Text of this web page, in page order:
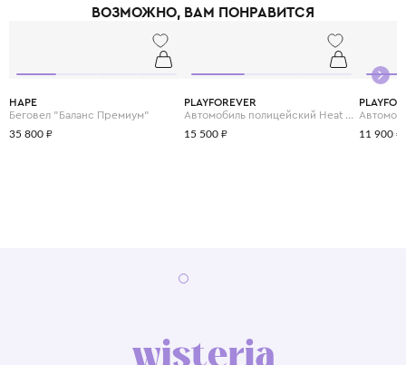
ВОЗМОЖНО, ВАМ ПОНРАВИТСЯ
HAPE
Беговел "Баланс Премиум"
35 800 ₽
PLAYFOREVER
Автомобиль полицейский Heat Voiture De Police
15 500 ₽ 11 900 ₽